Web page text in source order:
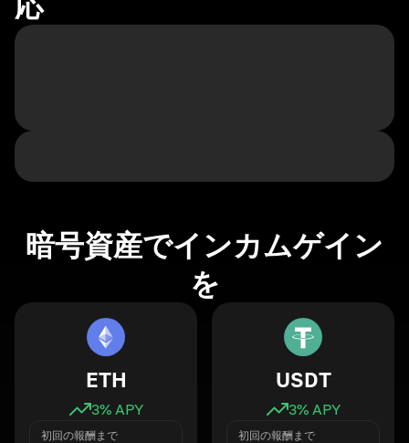
暗号資産でインカムゲイン
を
ETH
3% APY
初回の報酬まで
USDT
3% APY
初回の報酬まで